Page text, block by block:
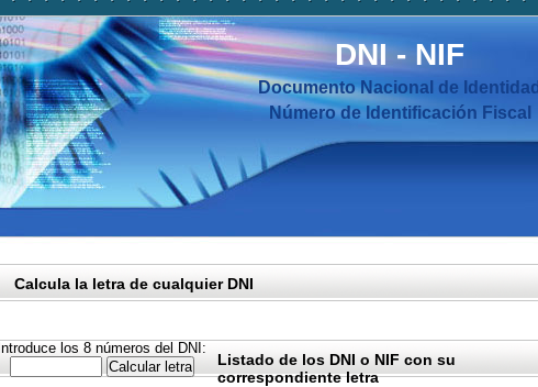
DNI-NIF
Documento Nacional de Identidad
Número de Identificación Fiscal
Calcula la letra de cualquier DNI
Introduce los 8 números del DNI:
Listado de los DNI o NIF con su
correspondiente letra